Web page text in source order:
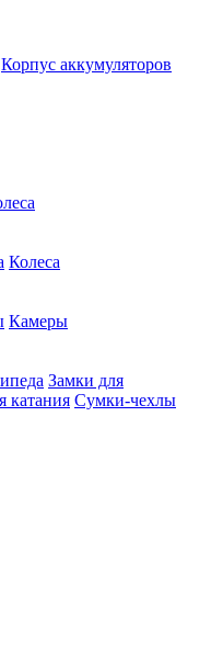
Корпус аккумуляторов
Колеса
Камеры
Замки для
катания Сумки-чехлы